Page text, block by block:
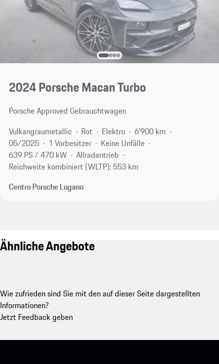
2024 Porsche Macan Turbo
Porsche Approved Gebrauchtwagen
Vulkangraumetallic
Rot Elektro
6'900 km
05/2025
1 Vorbesitzer
Keine Unfälle
639 PS / 470 kW
Allradantrieb
Reichweite kombiniert (WLTP): 553 km
Centro Porsche Lugano
Ähnliche Angebote
Wie zufrieden sind Sie mit den auf dieser Seite dargestellten
Informationen?
Jetzt Feedback geben